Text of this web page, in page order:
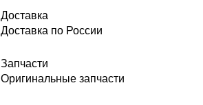
Доставка
Доставка по России
Запчасти
Оригинальные запчасти